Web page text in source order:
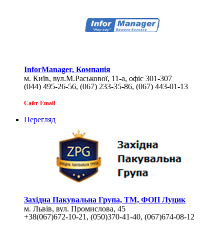
InforManager, Компанія
м. Київ, вул.М.Раськової, 11-а, офіс 301-307
(044) 495-26-56, (067) 233-35-86, (067) 443-01-13
Сайт Email
Перегляд
Західна Пакувальна Група, ТМ, ФОП Луцик
м. Львів, вул. Промислова, 45
+38(067)672-10-21, (050)370-41-40, (067)674-08-12